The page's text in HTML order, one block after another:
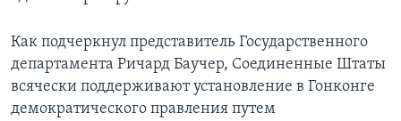
Как подчеркнул представитель Государственного
департамента Ричард Баучер, Соединенные Штаты
всячески поддерживают установление в Гонконге
демократического правления путем